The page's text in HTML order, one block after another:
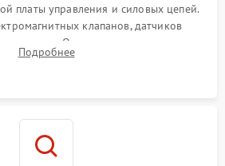
платы управления и силовых цепей.
клапанов, датчиков
Оценка степени износа
уплотнительных колец гидросистемы
Подробнее